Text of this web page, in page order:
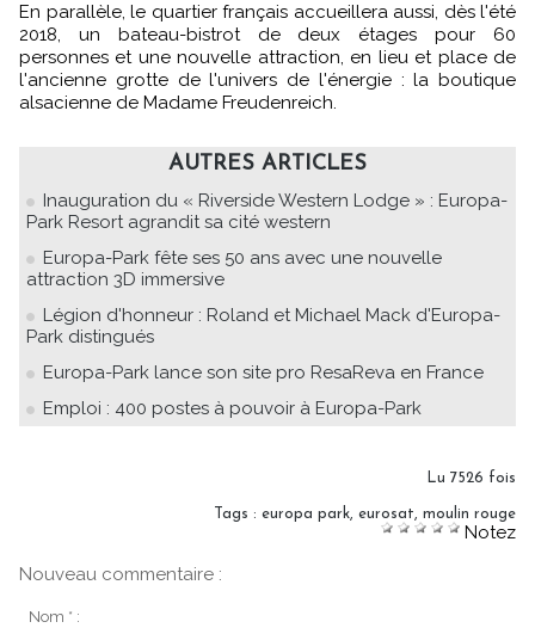
En parallèle, le quartier français accueillera aussi, dès l'été
2018, un bateau-bistrot de deux étages pour 60
personnes et une nouvelle attraction, en lieu et place de
l'ancienne grotte de l'univers de l'énergie : la boutique
alsacienne de Madame Freudenreich.
AUTRES ARTICLES
Inauguration du « Riverside Western Lodge » : Europa-
Park Resort agrandit sa cité western
Europa-Park fête ses 50 ans avec une nouvelle
attraction 3D immersive
Légion d'honneur : Roland et Michael Mack d'Europa-
Park distingués
Europa-Park lance son site pro ResaReva en France
Emploi : 400 postes à pouvoir à Europa-Park
Lu 7526 fois
Tags : europa park, eurosat, moulin rouge
Notez
Nouveau commentaire :
Nom * :